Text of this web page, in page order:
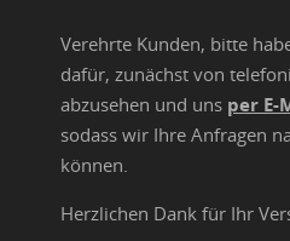
Verehrte Kunden, bitte
dafür, zunächst von
abzusehen und uns per E-
sodass wir Ihre Anfragen
können.
Herzlichen Dank für Ihr